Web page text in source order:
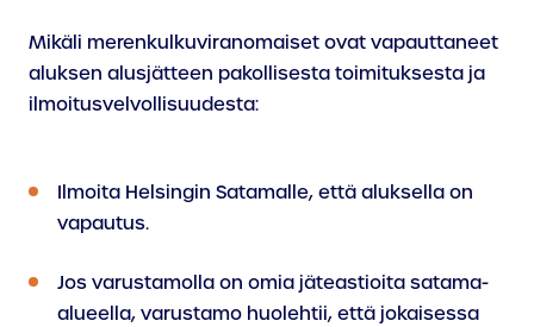
Mikäli merenkulkuviranomaiset ovat vapauttaneet
aluksen alusjätteen pakollisesta toimituksesta ja
ilmoitusvelvollisuudesta:
Ilmoita Helsingin Satamalle, että aluksella on
vapautus.
Jos varustamolla on omia jäteastioita satama-
alueella, varustamo huolehtii, että jokaisessa